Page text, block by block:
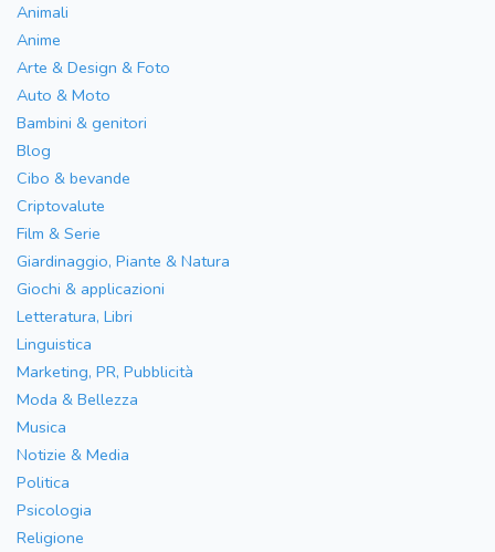
Animali
Anime
Arte & Design & Foto
Auto & Moto
Bambini & genitori
Blog
Cibo & bevande
Criptovalute
Film & Serie
Giardinaggio, Piante & Natura
Giochi & applicazioni
Letteratura, Libri
Linguistica
Marketing, PR, Pubblicità
Moda & Bellezza
Musica
Notizie & Media
Politica
Psicologia
Religione